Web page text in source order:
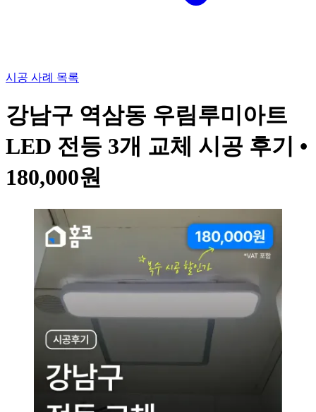
시공 사례 목록
강남구 역삼동 우림루미아트
LED 전등 3개 교체 시공 후기 •
180,000원